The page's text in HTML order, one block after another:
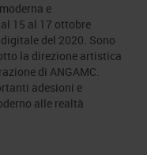
e
15 al 17 ottobre
del 2020. Sono
la direzione artistica
di ANGAMC.
adesioni e
alle realtà